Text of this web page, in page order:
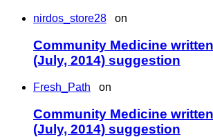
nirdos_store28 on
Community Medicine
(July, 2014) suggestion
Fresh_Path on
Community Medicine
(July, 2014) suggestion